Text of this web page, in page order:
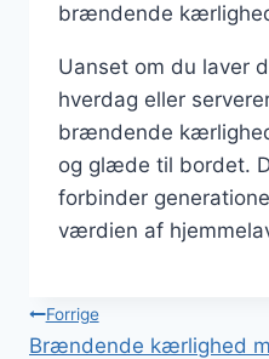
brændende
Uanset om du laver
hverdag eller
brændende
og glæde til bordet.
forbinder
værdien af
Forrige
Brændende kærlighed